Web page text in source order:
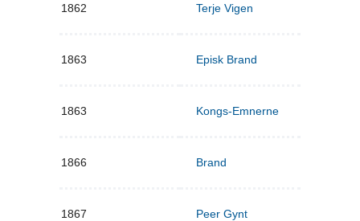
1862 Terje Vigen
1863 Episk Brand
1863 Kongs-Emnerne
1866 Brand
1867 Peer Gynt